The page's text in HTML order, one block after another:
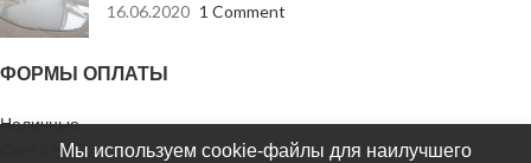
16.06.2020 1 Comment
ФОРМЫ ОПЛАТЫ
Наличные
Счет с НДСМы используем cookie-файлы для наилучшего